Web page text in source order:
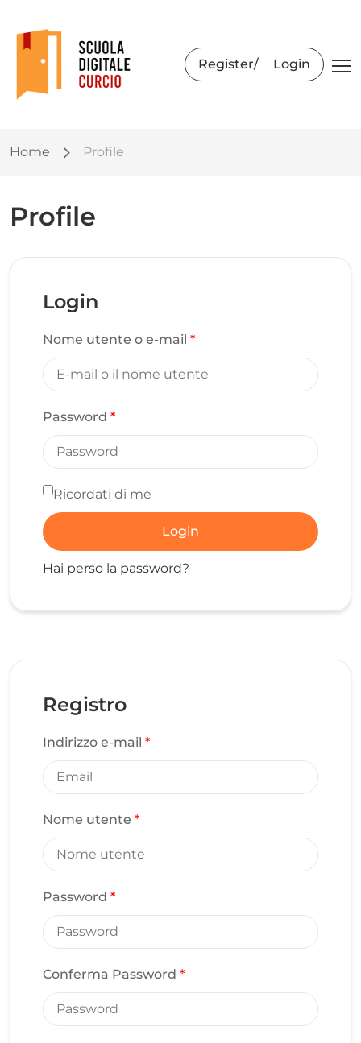
Register Login
Home Profile
Profile
Login
Nome utente o e-mail *
Password *
Ricordati di me
Login
Hai perso la password?
Registro
Indirizzo e-mail *
Nome utente *
Password *
Conferma Password *